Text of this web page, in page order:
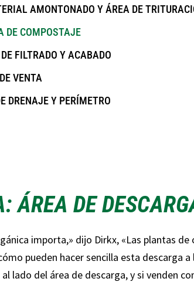
AMONTONADO Y ÁREA DE
DE COMPOSTAJE
FILTRADO Y ACABADO
VENTA
DRENAJE Y PERÍMETRO
ÁREA DE
importa,» dijo Dirkx, «Las plantas
pueden hacer sencilla esta descarga
lado del área de descarga, y si venden